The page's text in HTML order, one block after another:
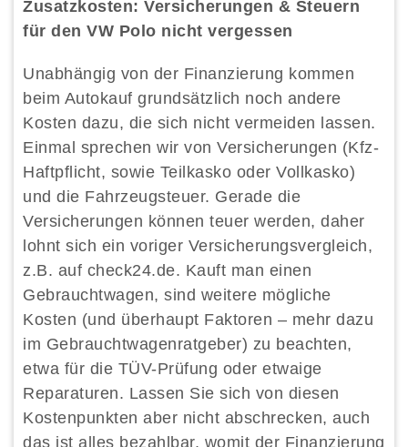
Zusatzkosten: Versicherungen & Steuern
für den VW Polo nicht vergessen
Unabhängig von der Finanzierung kommen
beim Autokauf grundsätzlich noch andere
Kosten dazu, die sich nicht vermeiden lassen.
Einmal sprechen wir von Versicherungen (Kfz-
Haftpflicht, sowie Teilkasko oder Vollkasko)
und die Fahrzeugsteuer. Gerade die
Versicherungen können teuer werden, daher
lohnt sich ein voriger Versicherungsvergleich,
z.B. auf check24.de. Kauft man einen
Gebrauchtwagen, sind weitere mögliche
Kosten (und überhaupt Faktoren – mehr dazu
im Gebrauchtwagenratgeber) zu beachten,
etwa für die TÜV-Prüfung oder etwaige
Reparaturen. Lassen Sie sich von diesen
Kostenpunkten aber nicht abschrecken, auch
das ist alles bezahlbar, womit der Finanzierung